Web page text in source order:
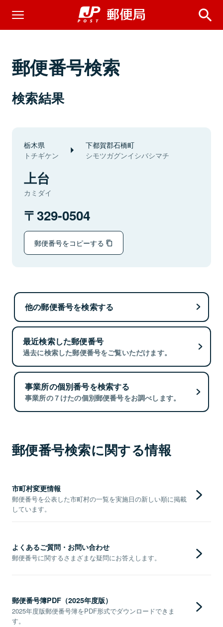
郵便番号検索
検索結果
栃木県
トチギケン
下都賀郡石橋町
シモツガグンイシバシマチ
上台
カミダイ
329-0504
郵便番号をコピーする
他の郵便番号を検索する
最近検索した郵便番号
過去に検索した郵便番号をご覧いただけます。
事業所の個別番号を検索する
事業所の７けたの個別郵便番号をお調べします。
郵便番号検索に関する情報
市町村変更情報
郵便番号を公表した市町村の一覧を実施日の新しい順に掲載
しています。
よくあるご質問・お問い合わせ
郵便番号に関するさまざまな疑問にお答えします。
郵便番号簿PDF（2025年度版）
2025年度版郵便番号簿をPDF形式でダウンロードできま
す。